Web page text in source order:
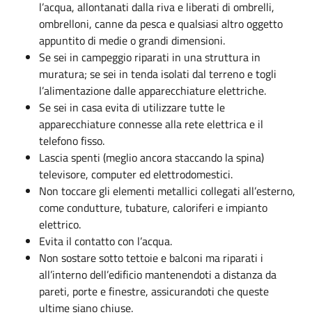
l’acqua, allontanati dalla riva e liberati di ombrelli,
ombrelloni, canne da pesca e qualsiasi altro oggetto
appuntito di medie o grandi dimensioni.
Se sei in campeggio riparati in una struttura in
muratura; se sei in tenda isolati dal terreno e togli
l’alimentazione dalle apparecchiature elettriche.
Se sei in casa evita di utilizzare tutte le
apparecchiature connesse alla rete elettrica e il
telefono fisso.
Lascia spenti (meglio ancora staccando la spina)
televisore, computer ed elettrodomestici.
Non toccare gli elementi metallici collegati all’esterno,
come condutture, tubature, caloriferi e impianto
elettrico.
Evita il contatto con l’acqua.
Non sostare sotto tettoie e balconi ma riparati i
all’interno dell’edificio mantenendoti a distanza da
pareti, porte e finestre, assicurandoti che queste
ultime siano chiuse.